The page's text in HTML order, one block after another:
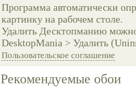
Программа автоматически
картинку на рабочем столе.
Удалить Десктопманию
DesktopMania > Удалить
Пользовательское соглашение
Рекомендуемые обои